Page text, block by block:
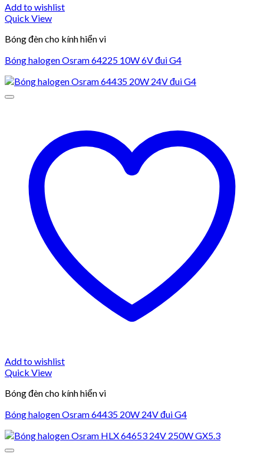
Add to wishlist
Quick View
Bóng đèn cho kính hiển vi
Bóng halogen Osram 64225 10W 6V đui G4
Add to wishlist
Quick View
Bóng đèn cho kính hiển vi
Bóng halogen Osram 64435 20W 24V đui G4